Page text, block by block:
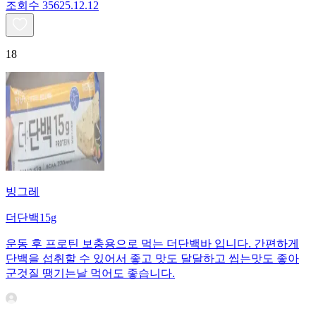
조회수 35625.12.12
18
빙그레
더단백15g
운동 후 프로틴 보충용으로 먹는 더단백바 입니다. 간편하게
단백을 섭취할 수 있어서 좋고 맛도 달달하고 씹는맛도 좋아
군것질 땡기는날 먹어도 좋습니다.